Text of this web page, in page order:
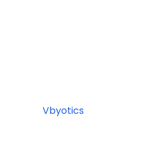
Vbyotics